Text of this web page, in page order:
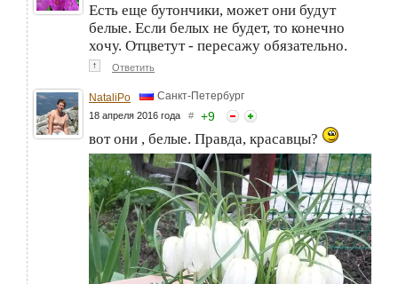
Есть еще бутончики, может они будут
белые. Если белых не будет, то конечно
хочу. Отцветут - пересажу обязательно.
↑ Ответить
NataliPo Санкт-Петербург
18 апреля 2016 года # +9
вот они , белые. Правда, красавцы?